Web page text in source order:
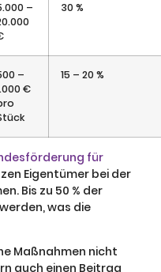
–
30 %
–
€
15 – 20 %
für
Eigentümer bei der
Bis zu 50 % der
was die
Maßnahmen nicht
auch einen Beitrag